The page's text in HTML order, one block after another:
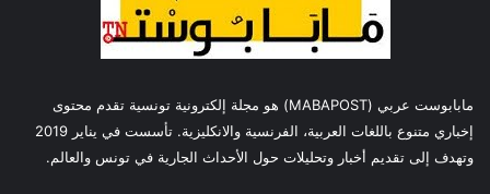
مابابوست عربي (MABAPOST) هو مجلة إلكترونية تونسية تقدم محتوى
إخباري متنوع باللغات العربية، الفرنسية والانكليزية. تأسست في يناير 2019
وتهدف إلى تقديم أخبار وتحليلات حول الأحداث الجارية في تونس والعالم.